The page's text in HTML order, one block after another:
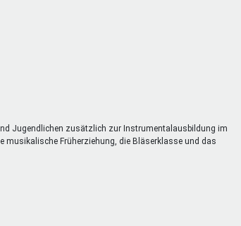
Jugendlichen zusätzlich zur Instrumentalausbildung im
musikalische Früherziehung, die Bläserklasse und das